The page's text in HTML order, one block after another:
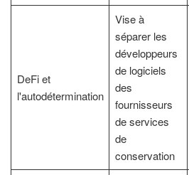
DeFi et
l'autodétermination
Vise à
séparer les
développeurs
de logiciels
des
fournisseurs
de services
de
conservation